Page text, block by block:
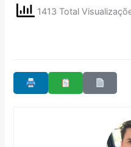
1413 Total